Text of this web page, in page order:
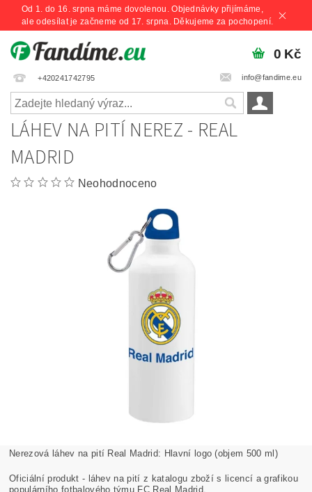
Od 1. do 16. srpna máme dovolenou. Objednávky přijímáme,
ale odesílat je začneme od 17. srpna. Děkujeme za pochopení.
+420241742795 info@fandime.eu
0 Kč
LÁHEV NA PITÍ NEREZ - REAL
MADRID
Neohodnoceno
Nerezová láhev na pití Real Madrid: Hlavní logo (objem 500 ml)
Oficiální produkt - láhev na pití z katalogu zboží s licencí a grafikou
populárního fotbalového týmu FC Real Madrid.